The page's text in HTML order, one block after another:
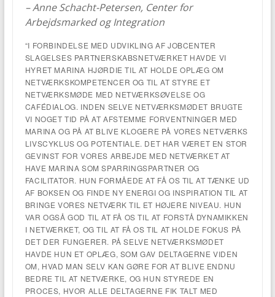
– Anne Schacht-Petersen, Center for
Arbejdsmarked og Integration
“I FORBINDELSE MED UDVIKLING AF JOBCENTER
SLAGELSES PARTNERSKABSNETVÆRKET HAVDE VI
HYRET MARINA HJØRDIE TIL AT HOLDE OPLÆG OM
NETVÆRKSKOMPETENCER OG TIL AT STYRE ET
NETVÆRKSMØDE MED NETVÆRKSØVELSE OG
CAFÉDIALOG. INDEN SELVE NETVÆRKSMØDET BRUGTE
VI NOGET TID PÅ AT AFSTEMME FORVENTNINGER MED
MARINA OG PÅ AT BLIVE KLOGERE PÅ VORES NETVÆRKS
LIVSCYKLUS OG POTENTIALE. DET HAR VÆRET EN STOR
GEVINST FOR VORES ARBEJDE MED NETVÆRKET AT
HAVE MARINA SOM SPARRINGSPARTNER OG
FACILITATOR. HUN FORMÅEDE AT FÅ OS TIL AT TÆNKE UD
AF BOKSEN OG FINDE NY ENERGI OG INSPIRATION TIL AT
BRINGE VORES NETVÆRK TIL ET HØJERE NIVEAU. HUN
VAR OGSÅ GOD TIL AT FÅ OS TIL AT FORSTÅ DYNAMIKKEN
I NETVÆRKET, OG TIL AT FÅ OS TIL AT HOLDE FOKUS PÅ
DET DER FUNGERER. PÅ SELVE NETVÆRKSMØDET
HAVDE HUN ET OPLÆG, SOM GAV DELTAGERNE VIDEN
OM, HVAD MAN SELV KAN GØRE FOR AT BLIVE ENDNU
BEDRE TIL AT NETVÆRKE, OG HUN STYREDE EN
PROCES, HVOR ALLE DELTAGERNE FIK TALT MED